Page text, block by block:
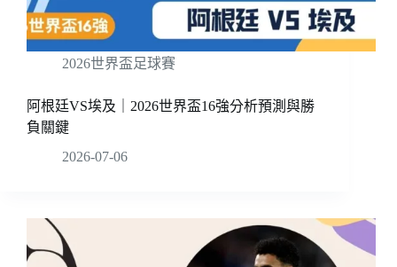
2026世界盃足球賽
阿根廷VS埃及｜2026世界盃16強分析預測與勝
負關鍵
2026-07-06